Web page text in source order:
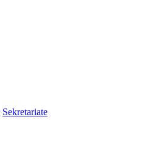
Sekretariate